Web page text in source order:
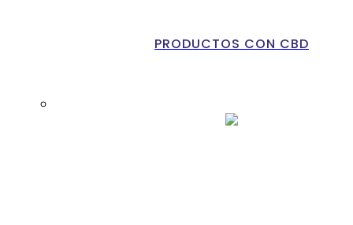
PRODUCTOS CON CBD